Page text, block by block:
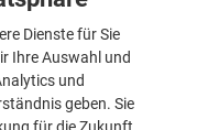
Steuergerät inklusive
, elektrisch
Dienste für Sie
Ihre Auswahl und
und
geben. Sie